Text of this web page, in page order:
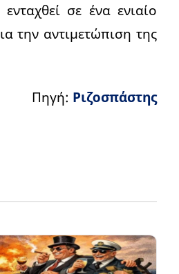
σε ένα ενιαίο
την αντιμετώπιση της
Πηγή: Ριζοσπάστης